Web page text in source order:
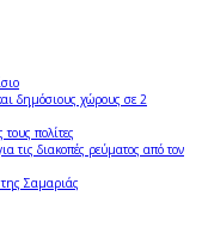
δημόσιους χώρους σε 2
πολίτες
τις διακοπές ρεύματος από τον
Σαμαριάς